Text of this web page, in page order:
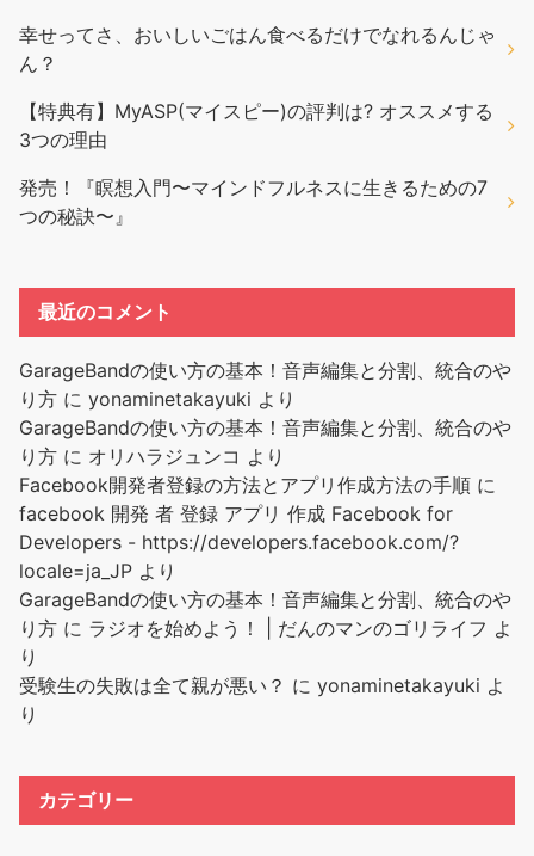
幸せってさ、おいしいごはん食べるだけでなれるんじゃ
ん？
【特典有】MyASP(マイスピー)の評判は? オススメする
3つの理由
発売！『瞑想入門〜マインドフルネスに生きるための7
つの秘訣〜』
最近のコメント
GarageBandの使い方の基本！音声編集と分割、統合のや
り方 に yonaminetakayuki より
GarageBandの使い方の基本！音声編集と分割、統合のや
り方 に オリハラジュンコ より
Facebook開発者登録の方法とアプリ作成方法の手順 に
facebook 開発 者 登録 アプリ 作成 Facebook for
Developers - https://developers.facebook.com/?
locale=ja_JP より
GarageBandの使い方の基本！音声編集と分割、統合のや
り方 に ラジオを始めよう！ | だんのマンのゴリライフ よ
り
受験生の失敗は全て親が悪い？ に yonaminetakayuki よ
り
カテゴリー